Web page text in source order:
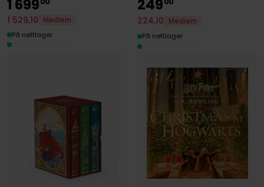
1 699
1 529,10
Medlem
På nettlager
249
224,10
Medlem
På nettlager